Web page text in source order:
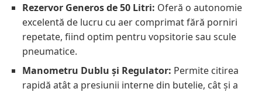
Rezervor Generos de 50 Litri: Oferă o autonomie
excelentă de lucru cu aer comprimat fără porniri
repetate, fiind optim pentru vopsitorie sau scule
pneumatice.
Manometru Dublu și Regulator: Permite citirea
rapidă atât a presiunii interne din butelie, cât și a